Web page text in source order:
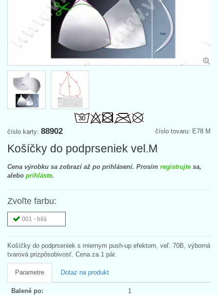
číslo tovaru: E78 M
číslo karty: 88902
Košíčky do podprseniek vel.M
Cena výrobku sa zobrazí až po prihlásení. Prosím registrujte sa,
alebo prihláste.
Zvoľte farbu:
001 - bílá
Košíčky do podprseniek s miernym push-up efektom, veľ. 70B, výborná
tvarová prizpôsobivosť. Cena za 1 pár.
Parametre Dotaz na produkt
Balené po: 1